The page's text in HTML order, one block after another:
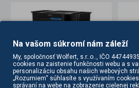
Na vašom súkromí nám záleží
My, spoločnosť Wolfert, s.r..o.., IČO
cookies na zaistenie funkčnosti webu a s
personalizáciu obsahu našich webových
„Rozumiem“ súhlasíte s využívaním
správaní na webe na zobrazenie cielenej